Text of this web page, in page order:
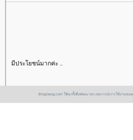
มีประโยชน์มากค่ะ ..
ขอบคุณมากค่ะ ..BlogGang.com ใช้คุกกี้เพื่อพัฒนาประสบการณ์การใช้งานขอ